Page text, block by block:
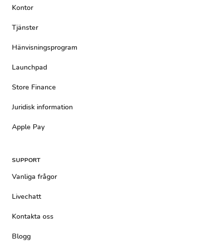
Kontor
Tjänster
Hänvisningsprogram
Launchpad
Store Finance
Juridisk information
Apple Pay
SUPPORT
Vanliga frågor
Livechatt
Kontakta oss
Blogg